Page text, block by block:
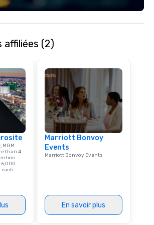
Spanish, and English,
across destinations
Miami, Los Angeles,
Las Vegas, Chicago,
New Orleans, we
local expertise, and
ground support to
life.
affiliées (2)
than 4
5,000
each
Marriott Bonvoy
Events
Marriott Bonvoy Events
En savoir plus